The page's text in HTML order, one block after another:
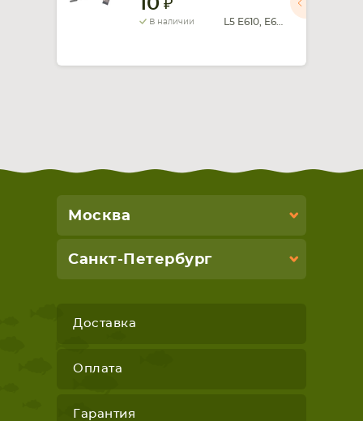
10
В наличии
Москва
Санкт-Петербург
Доставка
Оплата
Гарантия